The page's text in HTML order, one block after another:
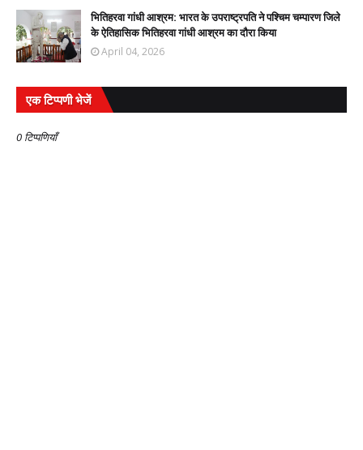
भितिहरवा गांधी आश्रम: भारत के उपराष्ट्रपति ने पश्चिम चम्पारण जिले
के ऐतिहासिक भितिहरवा गांधी आश्रम का दौरा किया
April 04, 2026
एक टिप्पणी भेजें
0 टिप्पणियाँ